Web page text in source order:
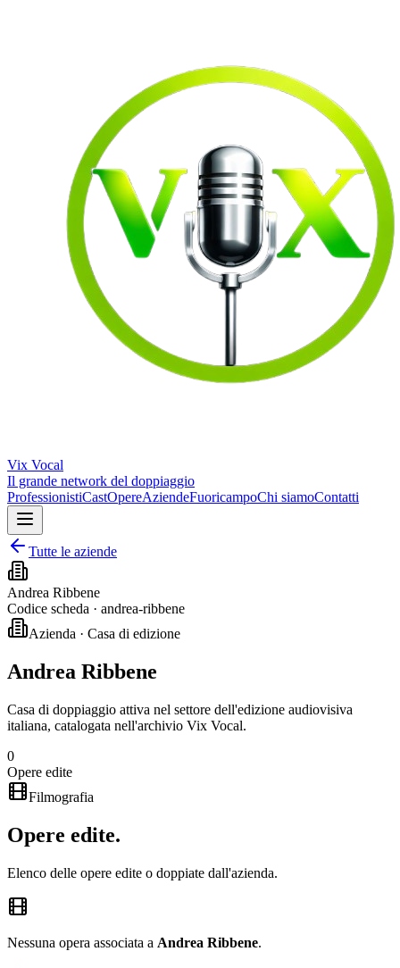
Vix Vocal
Il grande network del doppiaggio
ProfessionistiCastOpereAziendeFuoricampoChi siamoContatti
Tutte le aziende
Andrea Ribbene
Codice scheda · andrea-ribbene
Azienda · Casa di edizione
Andrea Ribbene
Casa di doppiaggio attiva nel settore dell'edizione audiovisiva
italiana, catalogata nell'archivio Vix Vocal.
0
Opere edite
Filmografia
Opere edite.
Elenco delle opere edite o doppiate dall'azienda.
Nessuna opera associata a Andrea Ribbene.